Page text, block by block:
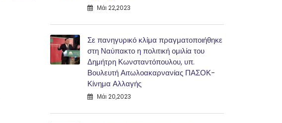
Μάι 22,2023
Σε πανηγυρικό κλίμα πραγματοποιήθηκε
στη Ναύπακτο η πολιτική ομιλία του
Δημήτρη Κωνσταντόπουλου, υπ.
Βουλευτή Αιτωλοακαρνανίας ΠΑΣΟΚ-
Κίνημα Αλλαγής
Μάι 20,2023